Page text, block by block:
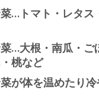
シーポリシー
い合わせ
…トマト・レタス
…大根・南瓜・ご
桃など
が体を温めたり